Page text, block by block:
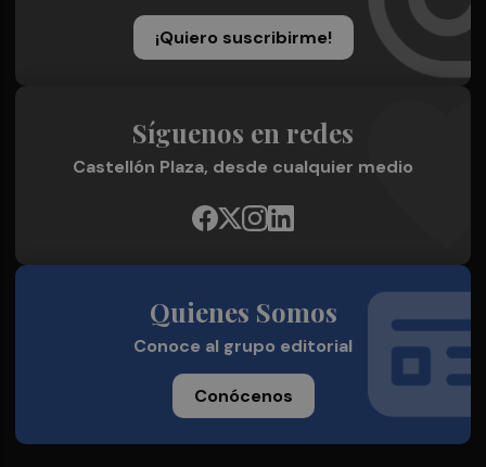
¡Quiero suscribirme!
Síguenos en redes
Castellón Plaza, desde cualquier medio
Quienes Somos
Conoce al grupo editorial
Conócenos